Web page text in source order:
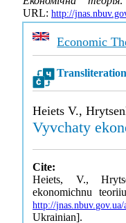
URL: http://
Economic
Transliteration
Heiets V.,
Vyvchaty
Cite:
Heiets, V.,
ekonomichnu
http://
Ukrainian].